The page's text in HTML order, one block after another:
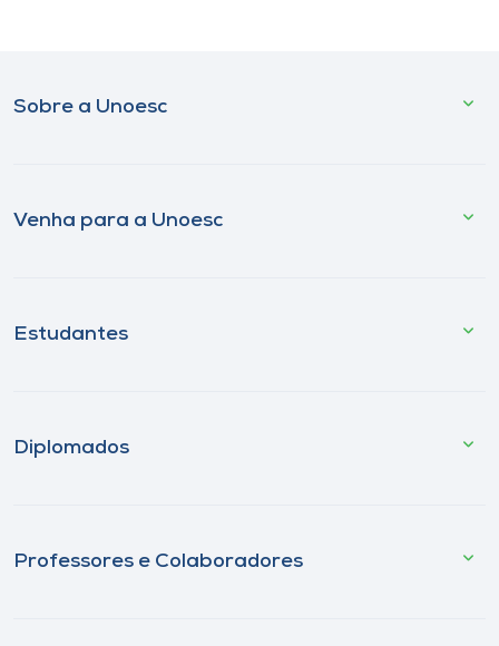
Sobre a Unoesc
Venha para a Unoesc
Estudantes
Diplomados
Professores e Colaboradores